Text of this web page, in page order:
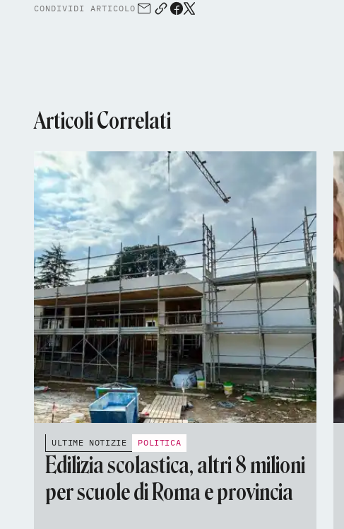
CONDIVIDI ARTICOLO
Articoli Correlati
ULTIME NOTIZIE POLITICA
Edilizia scolastica, altri 8 milioni
per scuole di Roma e provincia